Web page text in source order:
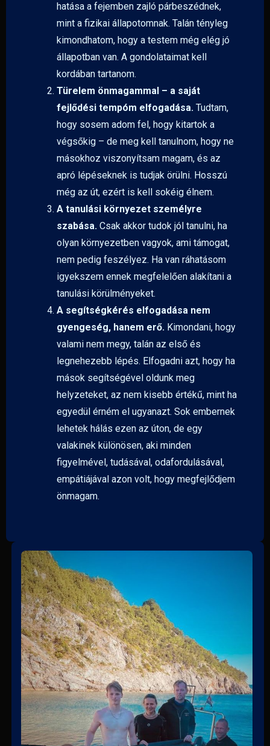
hatása a fejemben zajló párbeszédnek,
mint a fizikai állapotomnak. Talán tényleg
kimondhatom, hogy a testem még elég jó
állapotban van. A gondolataimat kell
kordában tartanom.
Türelem önmagammal – a saját
fejlődési tempóm elfogadása. Tudtam,
hogy sosem adom fel, hogy kitartok a
végsőkig – de meg kell tanulnom, hogy ne
másokhoz viszonyítsam magam, és az
apró lépéseknek is tudjak örülni. Hosszú
még az út, ezért is kell sokéig élnem.
A tanulási környezet személyre
szabása. Csak akkor tudok jól tanulni, ha
olyan környezetben vagyok, ami támogat,
nem pedig feszélyez. Ha van ráhatásom
igyekszem ennek megfelelően alakítani a
tanulási körülményeket.
A segítségkérés elfogadása nem
gyengeség, hanem erő. Kimondani, hogy
valami nem megy, talán az első és
legnehezebb lépés. Elfogadni azt, hogy ha
mások segítségével oldunk meg
helyzeteket, az nem kisebb értékű, mint ha
egyedül érném el ugyanazt. Sok embernek
lehetek hálás ezen az úton, de egy
valakinek különösen, aki minden
figyelmével, tudásával, odafordulásával,
empátiájával azon volt, hogy megfejlődjem
önmagam.